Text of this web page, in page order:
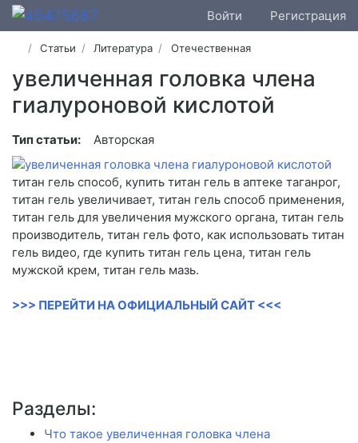
Войти Регистрация
Статьи Литература Отечественная
увеличенная головка члена
гиалуроновой кислотой
Тип статьи: Авторская
титан гель способ, купить титан гель в аптеке таганрог,
титан гель увеличивает, титан гель способ применения,
титан гель для увеличения мужского органа, титан гель
производитель, титан гель фото, как использовать титан
гель видео, где купить титан гель цена, титан гель
мужской крем, титан гель мазь.
>>> ПЕРЕЙТИ НА ОФИЦИАЛЬНЫЙ САЙТ <<<
Разделы:
Что такое увеличенная головка члена